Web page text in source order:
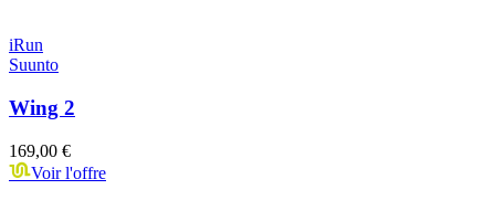
iRun
Suunto
Wing 2
169,00 €
Voir l'offre